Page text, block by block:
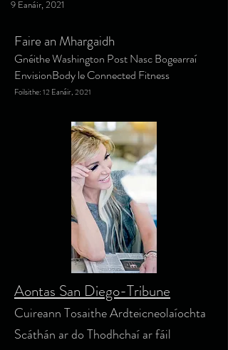
9 Eanáir, 2021
Faire an Mhargaidh
Gnéithe Washington Post Nasc Bogearraí
EnvisionBody le Connected Fitness
Foilsithe: 12 Eanáir, 2021
Aontas San Diego-Tribune
Cuireann Tosaithe Ardteicneolaíochta
Scáthán ar do Thodhchaí ar fáil